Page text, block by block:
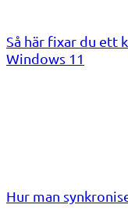
Så här fixar du ett
Windows 11
Hur man